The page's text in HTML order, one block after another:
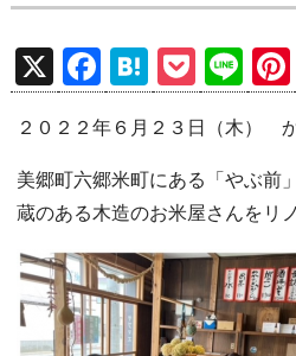
X
F
a
c
e
b
o
o
k
H
at
e
n
a
P
o
ck
et
Li
n
e
２０２２年６月２３日（木）
美郷町六郷米町にある「やぶ前
蔵のある木造のお米屋さんをリ